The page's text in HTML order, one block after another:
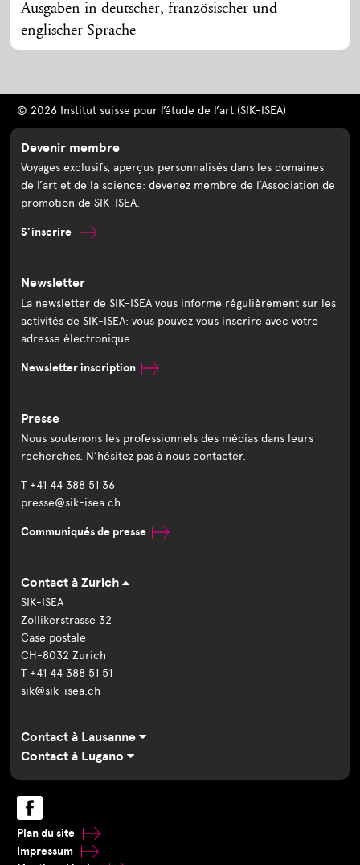
Ausgaben in deutscher, französischer und
englischer Sprache
© 2026 Institut suisse pour l’étude de l’art (SIK-ISEA)
Devenir membre
Voyages exclusifs, aperçus personnalisés dans les domaines
de l’art et de la science: devenez membre de l’Association de
promotion de SIK-ISEA.
S’inscrire
Newsletter
La newsletter de SIK-ISEA vous informe régulièrement sur les
activités de SIK-ISEA: vous pouvez vous inscrire avec votre
adresse électronique.
Newsletter inscription
Presse
Nous soutenons les professionnels des médias dans leurs
recherches. N’hésitez pas à nous contacter.
T +41 44 388 51 36
presse@sik-isea.ch
Communiqués de presse
Contact à Zurich
SIK-ISEA
Zollikerstrasse 32
Case postale
CH-8032 Zurich
T +41 44 388 51 51
sik@sik-isea.ch
Contact à Lausanne
Contact à Lugano
Plan du site
Impressum